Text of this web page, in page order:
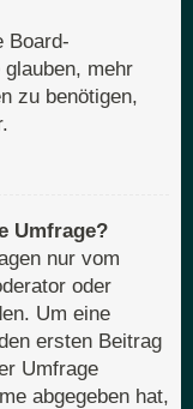
Board-
mehr
zu benötigen,
Umfrage?
nur vom
oder
Um eine
ersten Beitrag
Umfrage
abgegeben hat,